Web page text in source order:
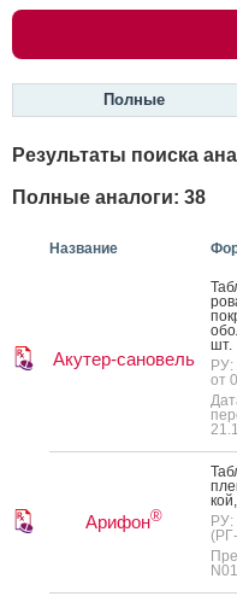
Полные
Результаты поиска
Полные аналоги: 38
Название
Акутер-сановель
шт.
РУ:
от
Арифон®